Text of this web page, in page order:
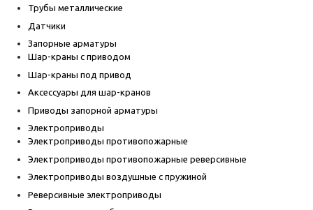
Трубы металлические
Датчики
Запорные арматуры
Шар-краны с приводом
Шар-краны под привод
Аксессуары для шар-кранов
Приводы запорной арматуры
Электроприводы
Электроприводы противопожарные
Электроприводы противопожарные реверсивные
Электроприводы воздушные с пружиной
Реверсивные электроприводы